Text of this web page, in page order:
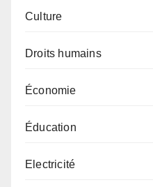
Culture
Droits humains
Économie
Éducation
Electricité